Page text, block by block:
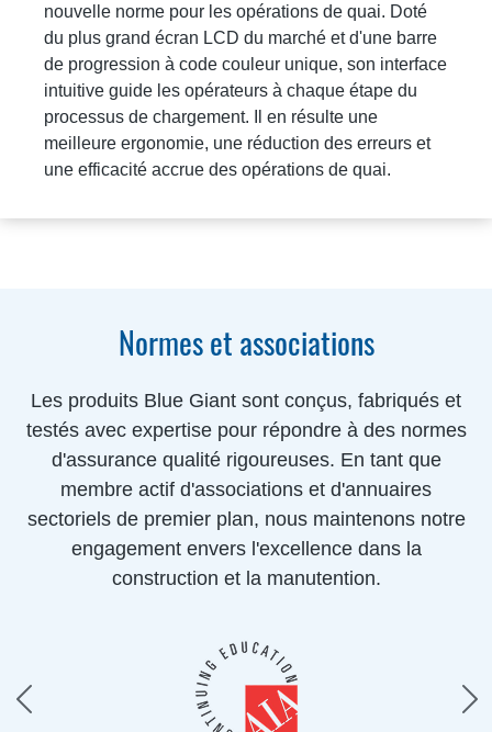
nouvelle norme pour les opérations de quai. Doté
du plus grand écran LCD du marché et d'une barre
de progression à code couleur unique, son interface
intuitive guide les opérateurs à chaque étape du
processus de chargement. Il en résulte une
meilleure ergonomie, une réduction des erreurs et
une efficacité accrue des opérations de quai.
Normes et associations
Les produits Blue Giant sont conçus, fabriqués et
testés avec expertise pour répondre à des normes
d'assurance qualité rigoureuses. En tant que
membre actif d'associations et d'annuaires
sectoriels de premier plan, nous maintenons notre
engagement envers l'excellence dans la
construction et la manutention.